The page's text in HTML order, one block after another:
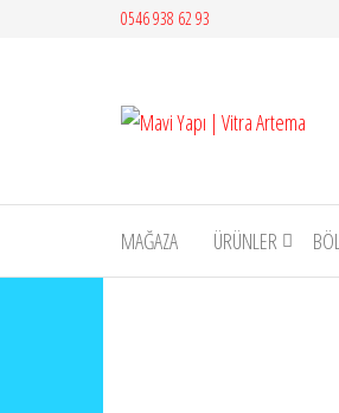
0546 938 62 93
MAĞAZA ÜRÜNLER